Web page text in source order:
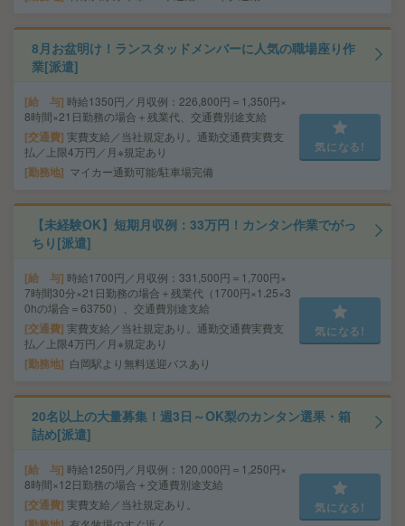
8月お盆明け！ランスタッドメンバーに人気の職場座り作
業[派遣]
給 与 時給1350円／月収例：226,800円＝1,350円×
8時間×21日勤務の場合＋残業代、交通費別途支給
交通費 実費支給／当社規定あり。通勤交通費実費支
払／上限4万円／月※規定あり
勤務地 マイカー通勤可能/駐車場完備
気になる!
【未経験OK】短期月収例：33万円！カンタン作業でがっ
ちり[派遣]
給 与 時給1700円／月収例：331,500円＝1,700円×
7時間30分×21日勤務の場合＋残業代（1700円×1.25×3
0hの場合＝63750）、交通費別途支給
交通費 実費支給／当社規定あり。通勤交通費実費支
払／上限4万円／月※規定あり
勤務地 白岡駅より無料送迎バスあり
気になる!
20名以上の大量募集！週3日～OK梨のカンタン選果・箱
詰め[派遣]
給 与 時給1250円／月収例：120,000円＝1,250円×
8時間×12日勤務の場合＋交通費別途支給
交通費 実費支給／当社規定あり。 気になる!